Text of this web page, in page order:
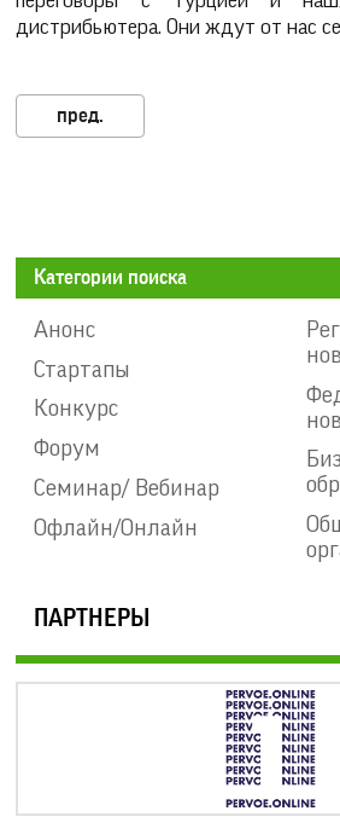
дистрибьютера. Они ждут от нас
Категории поиска
Анонс
Стартапы
Конкурс
Форум
Семинар/ Вебинар
Офлайн/Онлайн
ПАРТНЕРЫ